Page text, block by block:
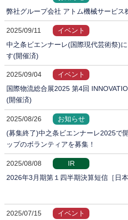
弊社グループ会社 アトム機械サービス
2025/09/11
イベント
中之条ビエンナーレ(国際現代芸術祭)
す(開催済)
2025/09/04
イベント
国際物流総合展2025 第4回
(開催済)
2025/08/26
お知らせ
(募集終了)中之条ビエンナーレ2025で
ップのボランティアを募集！
2025/08/08
IR
2026年3月期第１四半期決算短信［日
2025/07/15
イベント